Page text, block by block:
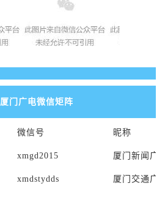
厦门广电微信矩阵
微信号 昵称
xmgd2015 厦门新闻广
xmdstydds 厦门交通广